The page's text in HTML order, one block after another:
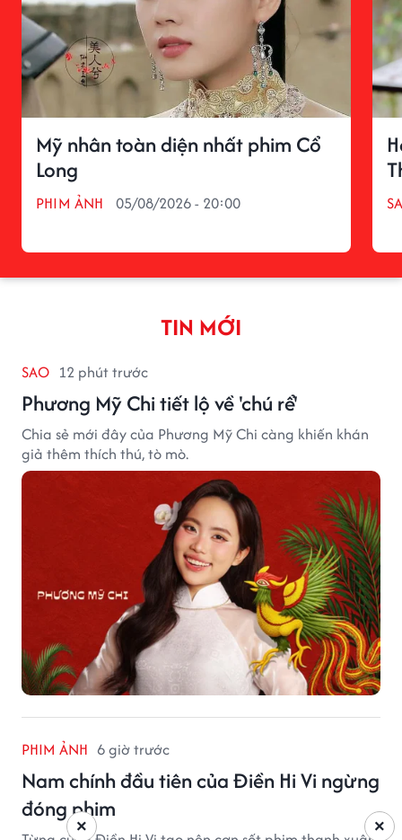
Mỹ nhân toàn diện nhất phim Cổ
Long
PHIM ẢNH 05/08/2026 - 20:00
TIN MỚI
SAO 12 phút trước
Phương Mỹ Chi tiết lộ về 'chú rể'
Chia sẻ mới đây của Phương Mỹ Chi càng khiến khán
giả thêm thích thú, tò mò.
PHIM ẢNH 6 giờ trước
Nam chính đầu tiên của Điền Hi Vi ngừng
đóng phim
×
×